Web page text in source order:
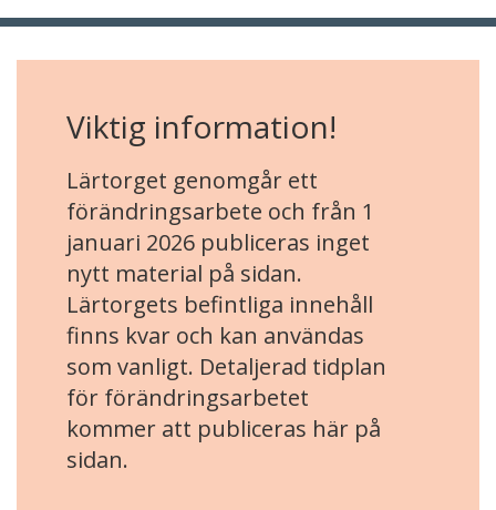
Viktig information!
Lärtorget genomgår ett
förändringsarbete och från 1
januari 2026 publiceras inget
nytt material på sidan.
Lärtorgets befintliga innehåll
finns kvar och kan användas
som vanligt. Detaljerad tidplan
för förändringsarbetet
kommer att publiceras här på
sidan.